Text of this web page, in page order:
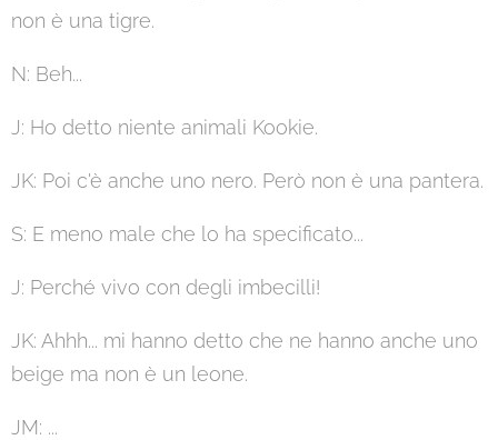
non è una tigre.
N: Beh...
J: Ho detto niente animali Kookie.
JK: Poi c'è anche uno nero. Però non è una pantera.
S: E meno male che lo ha specificato...
J: Perché vivo con degli imbecilli!
JK: Ahhh... mi hanno detto che ne hanno anche uno
beige ma non è un leone.
JM: ...